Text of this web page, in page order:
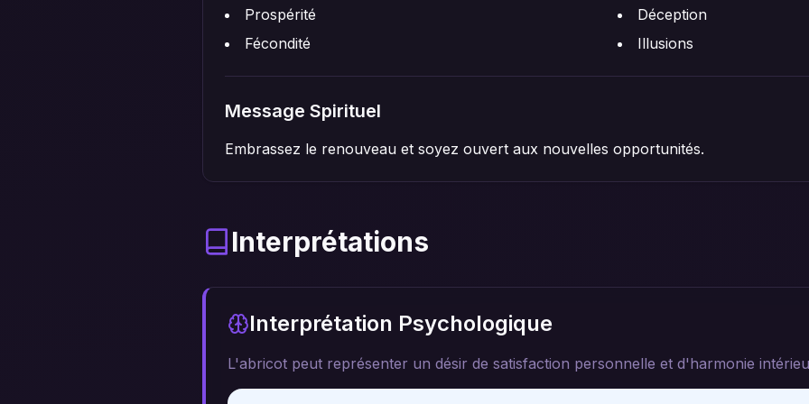
Prospérité
Fécondité
Déception
Illusions
Message Spirituel
Embrassez le renouveau et soyez ouvert aux nouvelles opportunités.
Interprétations
Interprétation Psychologique
L'abricot peut représenter un désir de satisfaction personnelle et d'harmonie